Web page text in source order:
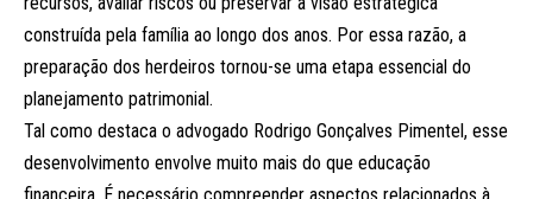
construída pela família ao longo dos anos. Por essa razão, a
preparação dos herdeiros tornou-se uma etapa essencial do
planejamento patrimonial.
Tal como destaca o advogado Rodrigo Gonçalves Pimentel, esse
desenvolvimento envolve muito mais do que educação